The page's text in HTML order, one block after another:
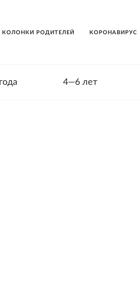
КОЛОНКИ РОДИТЕЛЕЙ КОРОНАВИРУС
4—6 лет